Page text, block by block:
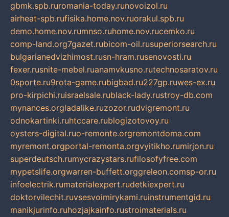
gbmk.spb.ruromania-today.runovoizol.ru
airheat-spb.rufisika.home.nov.ruorakul.spb.ru
demo.home.nov.rumnso.ruhome.nov.rucemko.ru
comp-land.org7gazet.rubicom-oil.rusuperiorsearch.ru
bulgarianedvizhimost.rusn-hram.rusenovosti.ru
fexer.rusnite-mebel.ruanamvkusno.rutechnosaratov.ru
0sporte.ru9rota-game.rubigbad.ru227gp.ruwes-ex.ru
pro-kirpichi.ruisraelsale.rublack-lady.rustroy-db.com
mynances.orgladalike.ruzozor.rudvigremont.ru
odnokartinki.ruhtccare.rublogizotovoy.ru
oysters-digital.ruo-remonte.orgremontdoma.com
myremont.orgportal-remonta.orgvyitikho.rumirjon.ru
superdeutsch.rumycrazystars.rufilosofyfree.com
mypetslife.orgwarren-buffett.orggreleon.comsp-or.ru
infoelectrik.rumaterialexpert.rudetkiexpert.ru
doktorvilechit.ruvsesvoimirykami.ruinstrumentgid.ru
manikjurinfo.ruhozjajkainfo.rustroimaterials.ru